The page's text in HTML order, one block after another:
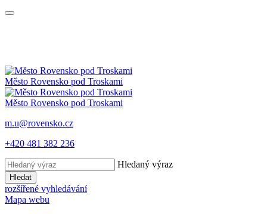
Město Rovensko pod Troskami
Město Rovensko pod Troskami
m.u@rovensko.cz
+420 481 382 236
Hledaný výraz
Hledat
rozšířené vyhledávání
Mapa webu